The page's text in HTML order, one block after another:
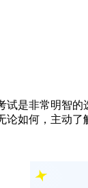
试是非常明智
如何，主动